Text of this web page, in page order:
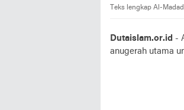
Teks lengkap Al-
Dutaislam.or.id -
anugerah utama